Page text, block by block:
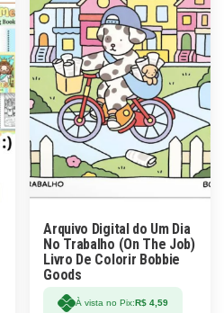
Arquivo Digital do Um Dia
No Trabalho (On The Job)
Livro De Colorir Bobbie
Goods
À vista no Pix:R$ 4,59